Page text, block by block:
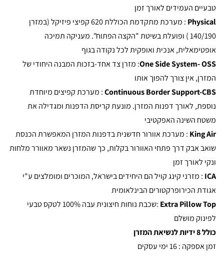
טבעיים העמידים לאורך זמן
Physical
: מערכת מתקדמת הכוללת 620 קפיצי פיזיקל (במזרן
140/190 ) ופועלת בשיטת "הקצה הפתוח". מעניקה תמיכה
אופטימאלית, אנכית ואופקית לכל נקודה בגוף
One Side System- OSS: מזרן צד אחד-בזכות המבנה היחודי של
המזרן, אין צורך להפוך אותו
Continuous Border Support-CBS: מערכת קפיצים מיוחדת
נוספת, לאורך דפנות המזרן. מונעת קריסת הדפנות ומגדילה את
משטח השינה האפקטיבי
King Air : מערכת אוורור חדשנית בדפנות המזרן המאפשרת הכנסת
שואב אבק דרך פתחי האוורור בקלות, כך שהמזרן נשאר מאוורר מלחות
ונקי לאורך זמן
ICA : מזרני קינג קויל הם היחידים בישראל, המוכרים ומומלצים ע"י
אגודת הכירופרקטורים הבינלאומית
Extra Pillow Top
:שכבת נוחות חיצונית עבה 100% לטקס טבעי
לפינוק מושלם
כולל 8 ידיות לנשיאת המזרן
זמן אספקה : 16 ימי עסקים